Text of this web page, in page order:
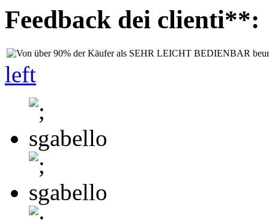
Feedback dei clienti**:
left